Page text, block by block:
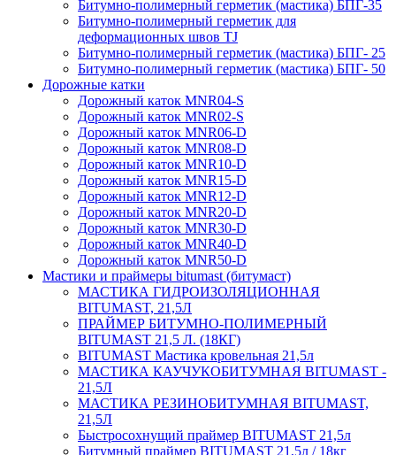
Битумно-полимерный герметик (мастика) БПГ-35
Битумно-полимерный герметик для
деформационных швов TJ
Битумно-полимерный герметик (мастика) БПГ- 25
Битумно-полимерный герметик (мастика) БПГ- 50
Дорожные катки
Дорожный каток MNR04-S
Дорожный каток MNR02-S
Дорожный каток MNR06-D
Дорожный каток MNR08-D
Дорожный каток MNR10-D
Дорожный каток MNR15-D
Дорожный каток MNR12-D
Дорожный каток MNR20-D
Дорожный каток MNR30-D
Дорожный каток MNR40-D
Дорожный каток MNR50-D
Мастики и праймеры bitumast (битумаст)
МАСТИКА ГИДРОИЗОЛЯЦИОННАЯ
BITUMAST, 21,5Л
ПРАЙМЕР БИТУМНО-ПОЛИМЕРНЫЙ
BITUMAST 21,5 Л. (18КГ)
BITUMAST Мастика кровельная 21,5л
МАСТИКА КАУЧУКОБИТУМНАЯ BITUMAST -
21,5Л
МАСТИКА РЕЗИНОБИТУМНАЯ BITUMAST,
21,5Л
Быстросохнущий праймер BITUMAST 21,5л
Битумный праймер BITUMAST 21,5л / 18кг